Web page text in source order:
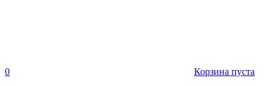
0 Корзина пуста